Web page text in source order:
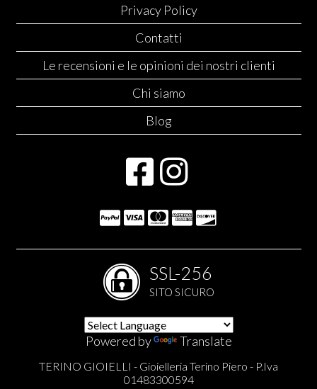
Privacy Policy
Contatti
Le recensioni e le opinioni dei nostri clienti
Chi siamo
Blog
SSL-256
SITO SICURO
Powered by Translate
TERINO GIOIELLI - Gioielleria Terino Piero - P.Iva
01483300594